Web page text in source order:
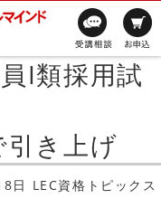
I類採用試
き上げ
日 LEC資格トピックス